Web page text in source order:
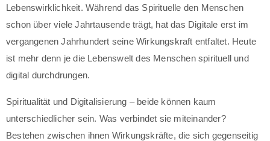
Lebenswirklichkeit. Während das Spirituelle den Menschen
schon über viele Jahrtausende trägt, hat das Digitale erst im
vergangenen Jahrhundert seine Wirkungskraft entfaltet. Heute
ist mehr denn je die Lebenswelt des Menschen spirituell und
digital durchdrungen.
Spiritualität und Digitalisierung – beide können kaum
unterschiedlicher sein. Was verbindet sie miteinander?
Bestehen zwischen ihnen Wirkungskräfte, die sich gegenseitig